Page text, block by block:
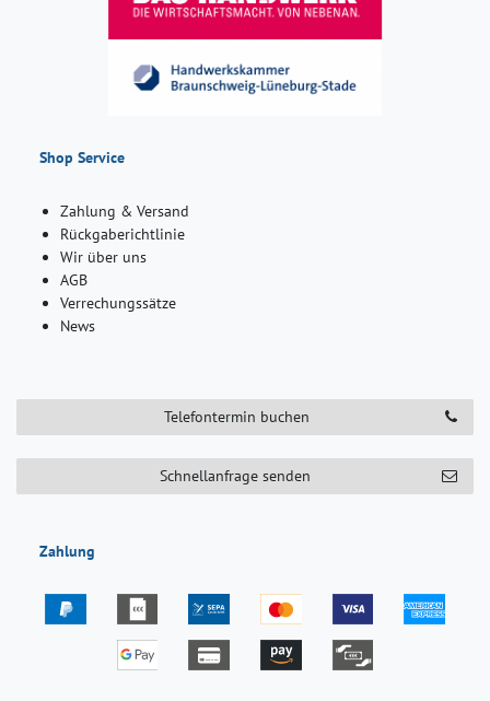
Shop Service
Zahlung & Versand
Rückgaberichtlinie
Wir über uns
AGB
Verrechungssätze
News
Telefontermin buchen
Schnellanfrage senden
Zahlung